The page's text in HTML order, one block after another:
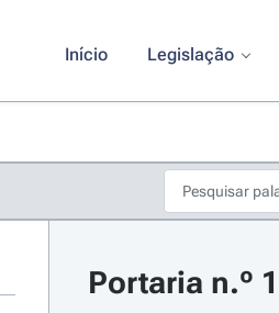
Início Legislação
Portaria n.º